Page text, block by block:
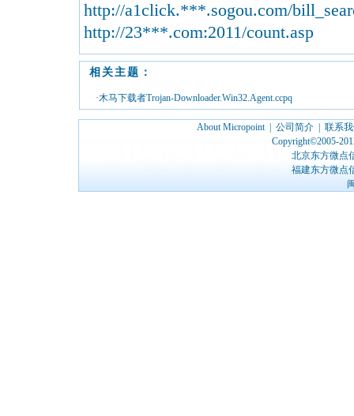
http://a1click.***.sogou.com/
http://23***.com:2011/count.asp
相关主题：
·木马下载者Trojan-Downloader.Win32.Agent.ccpq
About Micropoint| 公司简介
联系
Copyright©2005-
北京东方微点
福建东方微点